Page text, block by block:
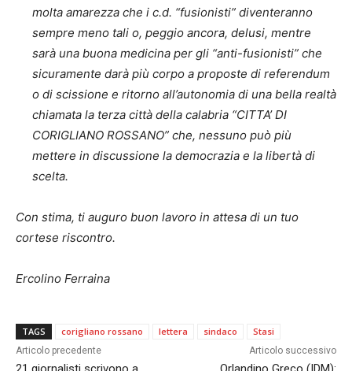
molta amarezza che i c.d. “fusionisti” diventeranno
sempre meno tali o, peggio ancora, delusi, mentre
sarà una buona medicina per gli “anti-fusionisti” che
sicuramente darà più corpo a proposte di referendum
o di scissione e ritorno all’autonomia di una bella realtà
chiamata la terza città della calabria “CITTA’ DI
CORIGLIANO ROSSANO” che, nessuno può più
mettere in discussione la democrazia e la libertà di
scelta.
Con stima, ti auguro buon lavoro in attesa di un tuo
cortese riscontro.
Ercolino Ferraina
TAGS corigliano rossano lettera sindaco Stasi
Articolo precedente Articolo successivo